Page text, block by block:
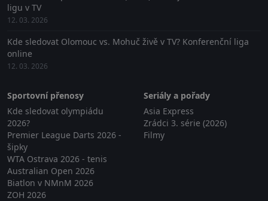
ligu v TV
12. 03. 2026
Kde sledovat Olomouc vs. Mohuč živě v TV? Konferenční liga
online
12. 03. 2026
Sportovní přenosy
Kde sledovat olympiádu
2026?
Premier League Darts 2026 -
šipky
WTA Ostrava 2026 - tenis
Australian Open 2026
Biatlon v NMnM 2026
ZOH 2026
Seriály a pořady
Asia Express
Zrádci 3. série (2026)
Filmy